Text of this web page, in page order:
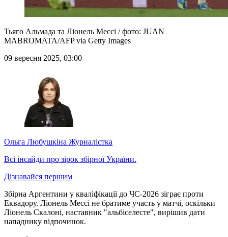
Тьяго Альмада та Ліонель Мессі / фото: JUAN
MABROMATA/AFP via Getty Images
09 вересня 2025, 03:00
Ольга Любушкіна Журналістка
Всі інсайди про зірок збірної України.
Дізнавайся першим
Збірна Аргентини у кваліфікації до ЧС-2026 зіграє проти
Еквадору. Ліонель Мессі не братиме участь у матчі, оскільки
Ліонель Скалоні, наставник "альбіселесте", вирішив дати
нападнику відпочинок.